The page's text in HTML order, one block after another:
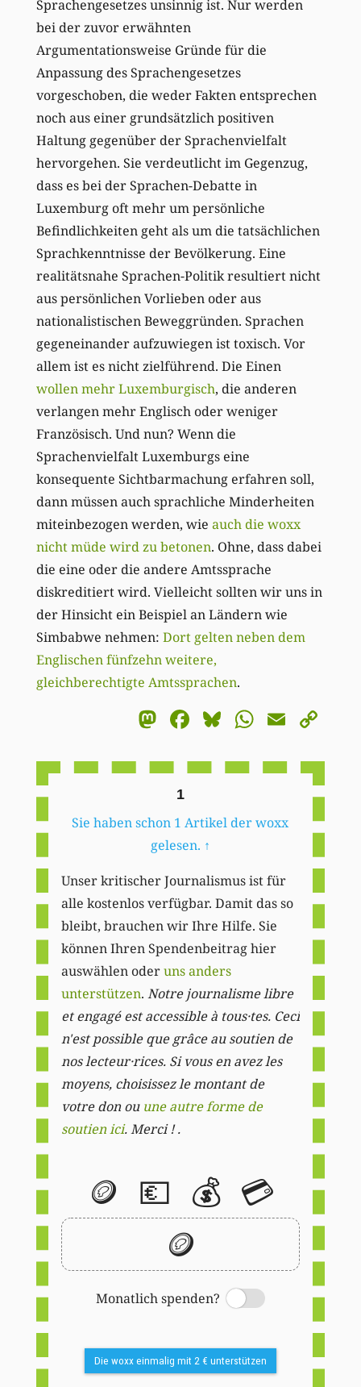
Sprachengesetzes unsinnig ist. Nur werden
bei der zuvor erwähnten
Argumentationsweise Gründe für die
Anpassung des Sprachengesetzes
vorgeschoben, die weder Fakten entsprechen
noch aus einer grundsätzlich positiven
Haltung gegenüber der Sprachenvielfalt
hervorgehen. Sie verdeutlicht im Gegenzug,
dass es bei der Sprachen-Debatte in
Luxemburg oft mehr um persönliche
Befindlichkeiten geht als um die tatsächlichen
Sprachkenntnisse der Bevölkerung. Eine
realitätsnahe Sprachen-Politik resultiert nicht
aus persönlichen Vorlieben oder aus
nationalistischen Beweggründen. Sprachen
gegeneinander aufzuwiegen ist toxisch. Vor
allem ist es nicht zielführend. Die Einen
wollen mehr Luxemburgisch, die anderen
verlangen mehr Englisch oder weniger
Französisch. Und nun? Wenn die
Sprachenvielfalt Luxemburgs eine
konsequente Sichtbarmachung erfahren soll,
dann müssen auch sprachliche Minderheiten
miteinbezogen werden, wie auch die woxx
nicht müde wird zu betonen. Ohne, dass dabei
die eine oder die andere Amtssprache
diskreditiert wird. Vielleicht sollten wir uns in
der Hinsicht ein Beispiel an Ländern wie
Simbabwe nehmen: Dort gelten neben dem
Englischen fünfzehn weitere,
gleichberechtigte Amtssprachen.
Mastodon
Facebook
BlueskyEmail
1
Sie haben schon 1 Artikel der woxx
gelesen. ↑
Unser kritischer Journalismus ist für
alle kostenlos verfügbar. Damit das so
bleibt, brauchen wir Ihre Hilfe. Sie
können Ihren Spendenbeitrag hier
auswählen oderuns anders
unterstützen. Notre journalisme libre
et engagé est accessible à tous·tes. Ceci
n'est possible que grâce au soutien de
nos lecteur·rices. Si vous en avez les
moyens, choisissez le montant de
votre don ou une autre forme de
soutien ici. Merci ! .
🪙 💶 💰 💳
🪙
Monatlich spenden?
Switch
Die woxx einmalig mit 2 € unterstützen